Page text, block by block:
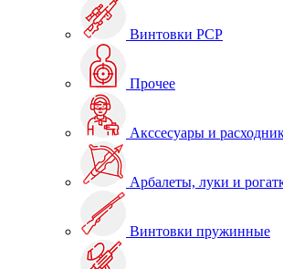
Винтовки PCP
Прочее
Акссесуары и
Арбалеты, луки и
Винтовки пружинные